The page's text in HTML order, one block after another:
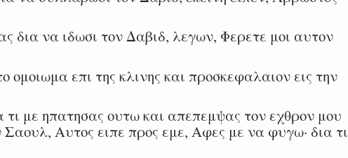
δια να ιδωσι τον Δαβιδ, λεγων, Φερετε μοι αυτον
ομοιωμα επι της κλινης και προσκεφαλαιον εις την
με ηπατησας ουτω και απεπεμψας τον εχθρον μου
Αυτος ειπε προς εμε, Αφες με να φυγω· δια τι